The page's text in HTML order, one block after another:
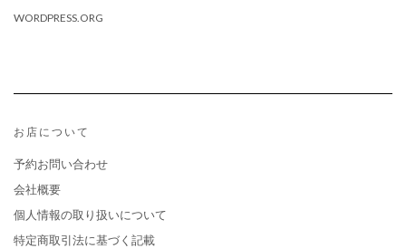
WORDPRESS.ORG
お店について
予約お問い合わせ
会社概要
個人情報の取り扱いについて
特定商取引法に基づく記載